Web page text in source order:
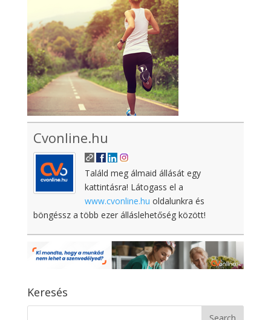
Cvonline.hu
Találd meg álmaid állását egy
kattintásra! Látogass el a
www.cvonline.hu oldalunkra és
böngéssz a több ezer álláslehetőség között!
Keresés